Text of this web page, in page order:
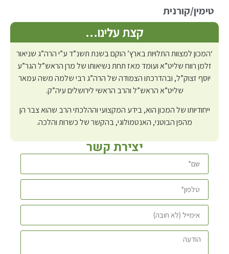
טימין/קורנית
קצת עלינו…
‘המכון למצוות התלויות בארץ’ הוקם בשנת תשנ”ד ע”י הרה”ג שניאור
זלמן רווח שליט”א ועומד מאז תחת נשיאותו של מרן הראש”ל הגר”ע
יוסף זצוק”ל, ובהדרכתו הצמודה של הרה”ג רבי שלמה משה עמאר
שליט”א הראש”ל והרב הראשי לירושלים עיה”ק.
ייחודיותו של המכון הוא, בידע המקצועי וההלכתי הרב שהוא צבר הן
מהפן הבוטני, האנטמולוגי, בהקשר של כשרות והלכה.
יצירת קשר